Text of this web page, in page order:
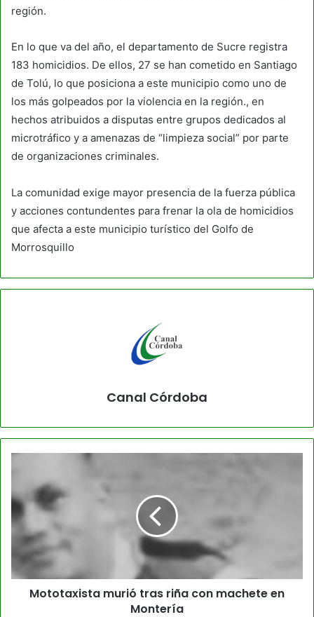
región.
En lo que va del año, el departamento de Sucre registra
183 homicidios. De ellos, 27 se han cometido en Santiago
de Tolú, lo que posiciona a este municipio como uno de
los más golpeados por la violencia en la región., en
hechos atribuidos a disputas entre grupos dedicados al
microtráfico y a amenazas de “limpieza social” por parte
de organizaciones criminales.
La comunidad exige mayor presencia de la fuerza pública
y acciones contundentes para frenar la ola de homicidios
que afecta a este municipio turístico del Golfo de
Morrosquillo
Canal Córdoba
Mototaxista murió tras riña con machete en
Montería